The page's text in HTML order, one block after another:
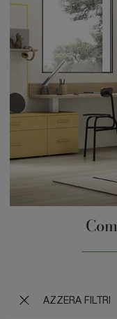
AZZERA FILTRI